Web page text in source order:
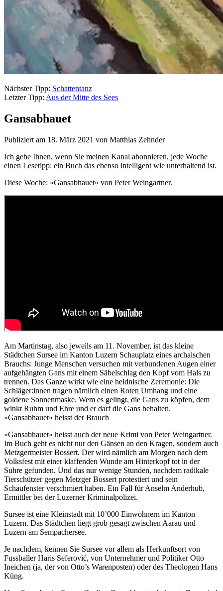
Nächster Tipp: Schattentanz
Letzter Tipp: Aus der Mitte des Sees
Gansabhauet
Publiziert am 18. März 2021 von Matthias Zehnder
Ich gebe Ihnen, wenn Sie meinen Kanal abonnieren, jede Woche
einen Lesetipp: ein Buch das ebenso intelligent wie unterhaltend ist.
Diese Woche: «Gansabhauet» von Peter Weingartner.
Am Martinstag, also jeweils am 11. November, ist das kleine
Städtchen Sursee im Kanton Luzern Schauplatz eines archaischen
Brauchs: Junge Menschen versuchen mit verbundenen Augen einer
aufgehängten Gans mit einem Säbelschlag den Kopf vom Hals zu
trennen. Das Ganze wirkt wie eine heidnische Zeremonie: Die
Schläger:innen tragen nämlich einen Roten Umhang und eine
goldene Sonnenmaske. Wem es gelingt, die Gans zu köpfen, dem
winkt Ruhm und Ehre und er darf die Gans behalten.
«Gansabhauet» heisst der Brauch
«Gansabhauet» heisst auch der neue Krimi von Peter Weingartner.
Im Buch geht es nicht nur den Gänsen an den Kragen, sondern auch
Metzgermeister Bossert. Der wird nämlich am Morgen nach dem
Volksfest mit einer klaffenden Wunde am Hinterkopf tot in der
Suhre gefunden. Und das nur wenige Stunden, nachdem radikale
Tierschützer gegen Metzger Bossert protestiert und sein
Schaufenster verschmiert haben. Ein Fall für Anselm Anderhub,
Ermittler bei der Luzerner Kriminalpolizei.
Sursee ist eine Kleinstadt mit 10’000 Einwohnern im Kanton
Luzern. Das Städtchen liegt grob gesagt zwischen Aarau und
Luzern am Sempachersee.
Je nachdem, kennen Sie Sursee vor allem als Herkunftsort von
Fussballer Haris Seferović, von Unternehmer und Politiker Otto
Ineichen (ja, der von Otto’s Warenposten) oder des Theologen Hans
Küng.